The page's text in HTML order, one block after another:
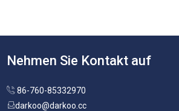
Nehmen Sie Kontakt auf
86-760-85332970
darkoo@darkoo.cc